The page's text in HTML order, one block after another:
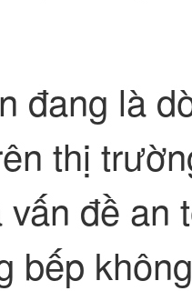
đang là
thị
đề an
bếp